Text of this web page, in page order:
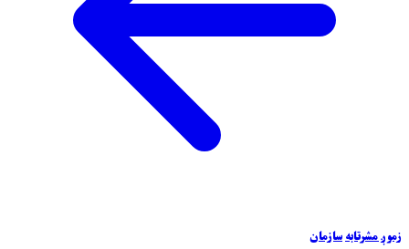
زموږ مشرتابهسازمان